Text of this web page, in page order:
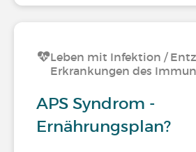
Leben mit Infektion /
Erkrankungen des
APS Syndrom -
Ernährungsplan?